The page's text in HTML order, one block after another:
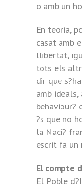
o amb un
En teoria,
casat amb
llibertat,
tots els
dir que
amb ideals,
behaviour?
?s que no
la Naci?
escrit fa un
El compte
El Poble